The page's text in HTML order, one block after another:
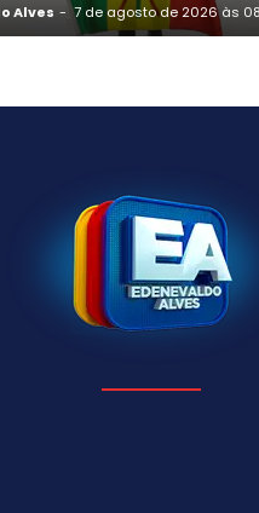
Alves - 7 de agosto de 2026 às